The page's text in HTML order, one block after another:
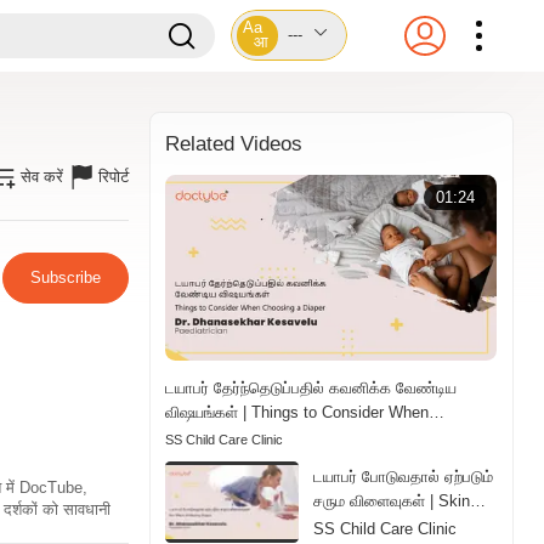
Aa
आ
---
सेव करें रिपोर्ट
Subscribe
में DocTube,
को सावधानी
Related Videos
01:24
டயாபர் தேர்ந்தெடுப்பதில் கவனிக்க வேண்டிய
விஷயங்கள் | Things to Consider When
Choosing a Diaper | Tamil
SS Child Care Clinic
டயாபர் போடுவதால் ஏற்படும்
சரும விளைவுகள் | Skin
Effects of Wearing
SS Child Care Clinic